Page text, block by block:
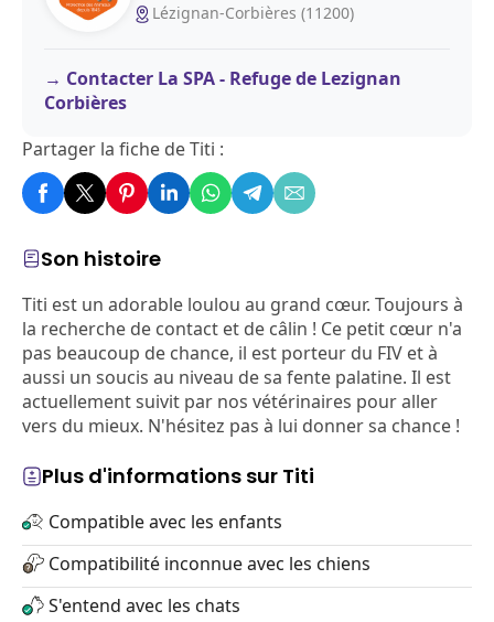
Son histoire
Titi est un adorable loulou au grand cœur. Toujours à
la recherche de contact et de câlin ! Ce petit cœur n'a
pas beaucoup de chance, il est porteur du FIV et à
aussi un soucis au niveau de sa fente palatine. Il est
actuellement suivit par nos vétérinaires pour aller
vers du mieux. N'hésitez pas à lui donner sa chance !
Plus d'informations sur Titi
Compatible avec les enfants
Compatibilité inconnue avec les chiens
S'entend avec les chats
Lézignan-Corbières (11200)
Contacter La SPA - Refuge de Lezignan
Corbières
Partager la fiche de Titi :